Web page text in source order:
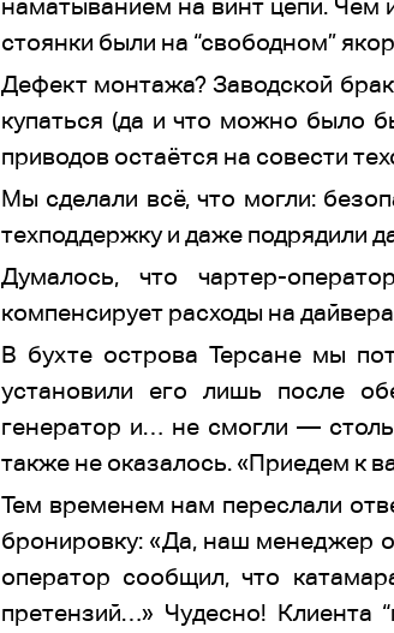
наматыванием на винт цепи. Чем
стоянки были на “свободном”
Дефект монтажа? Заводской
купаться (да и что можно было
приводов остаётся на совести
Мы сделали всё, что могли:
техподдержку и даже подрядили
Думалось, что чартер-
компенсирует расходы на
В бухте острова Терсане мы
установили его лишь после
генератор и… не смогли — столь
также не оказалось. «Приедем к
Тем временем нам переслали
бронировку: «Да, наш менеджер
оператор сообщил, что
претензий…» Чудесно! Клиента